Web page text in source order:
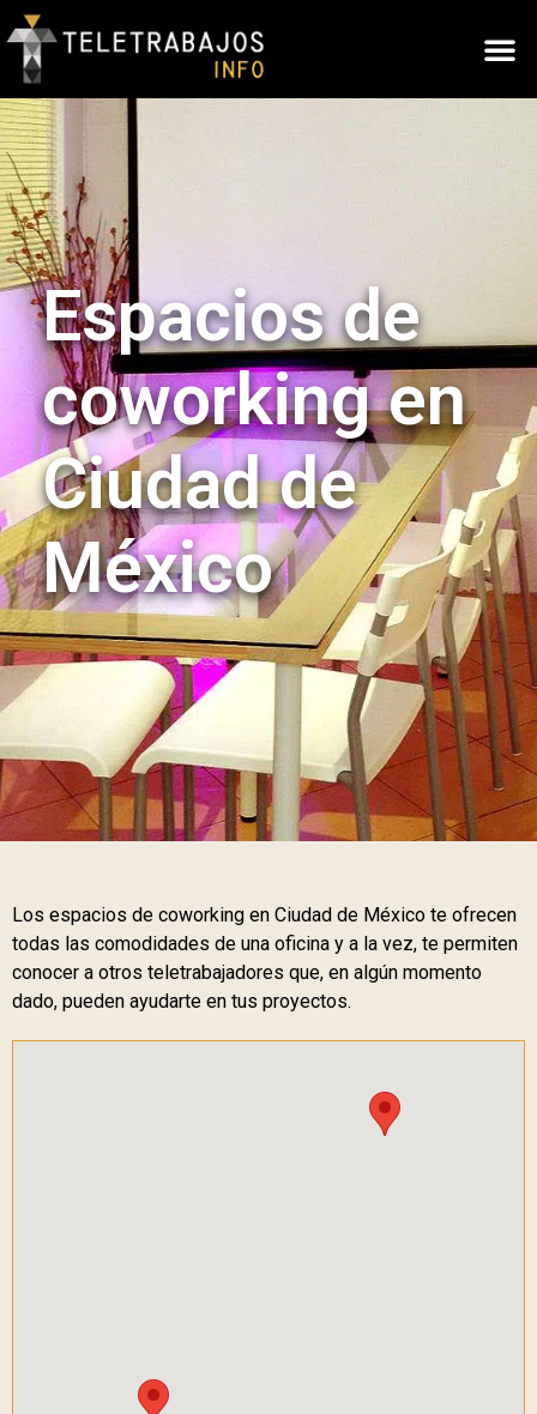
Espacios de
coworking en
Ciudad de
México
Los espacios de coworking en Ciudad de México te ofrecen
todas las comodidades de una oficina y a la vez, te permiten
conocer a otros teletrabajadores que, en algún momento
dado, pueden ayudarte en tus proyectos.